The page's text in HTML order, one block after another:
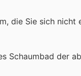
die Sie sich nicht
Schaumbad der